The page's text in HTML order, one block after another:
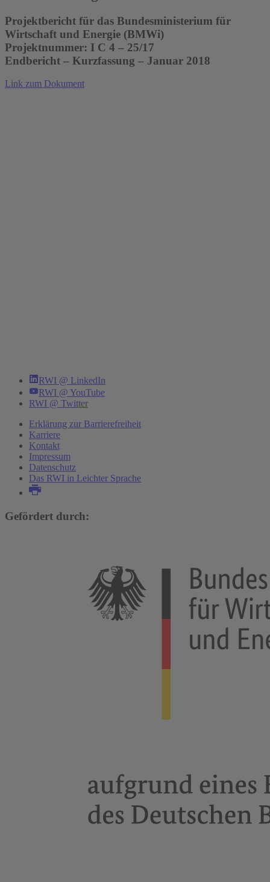
Projektbericht für das Bundesministerium für
Wirtschaft und Energie (BMWi)
Projektnummer: I C 4 – 25/17
Endbericht – Kurzfassung – Januar 2018
Link zum Dokument
RWI @ LinkedIn
RWI @ YouTube
RWI @ Twitter
Erklärung zur Barrierefreiheit
Karriere
Kontakt
Impressum
Datenschutz
Das RWI in Leichter Sprache
Gefördert durch: